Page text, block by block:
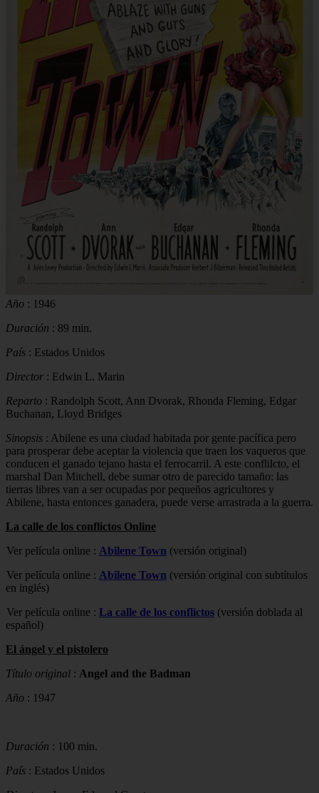
Año : 1946
Duración : 89 min.
País : Estados Unidos
Director : Edwin L. Marin
Reparto : Randolph Scott, Ann Dvorak, Rhonda Fleming, Edgar
Buchanan, Lloyd Bridges
Sinopsis : Abilene es una ciudad habitada por gente pacífica pero
para prosperar debe aceptar la violencia que traen los vaqueros que
conducen el ganado tejano hasta el ferrocarril. A este conflilcto, el
marshal Dan Mitchell, debe sumar otro de parecido tamaño: las
tierras libres van a ser ocupadas por pequeños agricultores y
Abilene, hasta entonces ganadera, puede verse arrastrada a la guerra.
La calle de los conflictos Online
Ver película online : Abilene Town (versión original)
Ver película online : Abilene Town (versión original con subtítulos
en inglés)
Ver película online : La calle de los conflictos (versión doblada al
español)
El ángel y el pistolero
Título original : Angel and the Badman
Año : 1947
Duración : 100 min.
País : Estados Unidos